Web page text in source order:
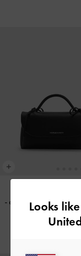
بسلسلة وعقدة -
أسود كلاسيكي
Looks